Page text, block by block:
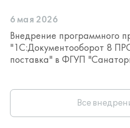
6 мая 2026
Внедрение программного
"1С:Документооборот 8
поставка" в ФГУП
Все